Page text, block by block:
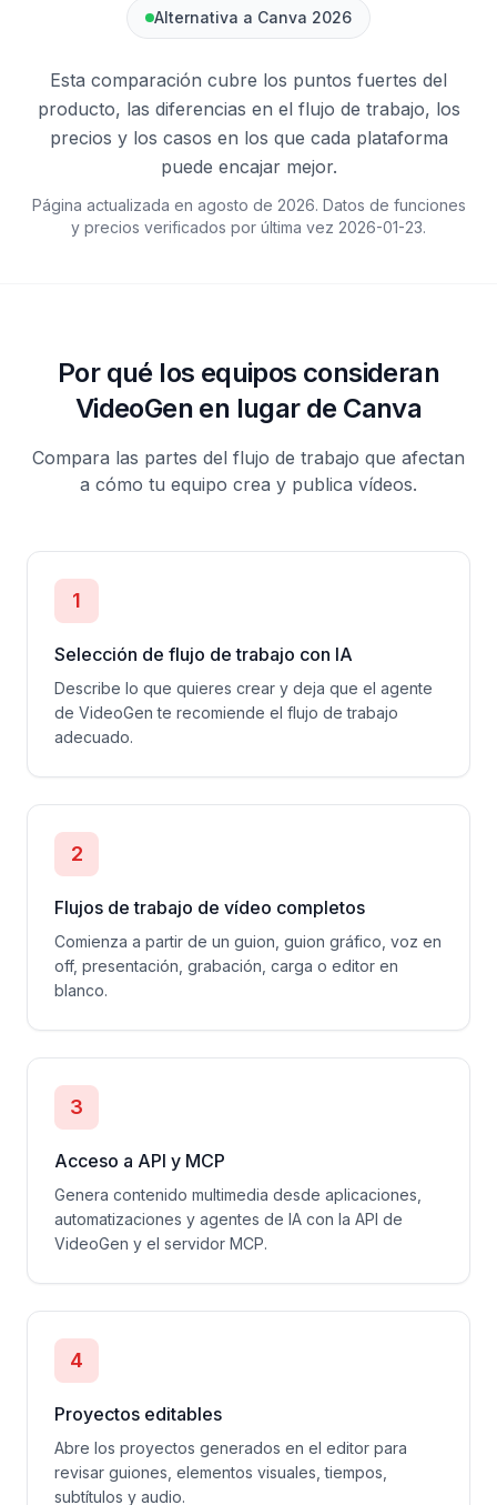
Alternativa a Canva 2026
Esta comparación cubre los puntos fuertes del
producto, las diferencias en el flujo de trabajo, los
precios y los casos en los que cada plataforma
puede encajar mejor.
Página actualizada en agosto de 2026. Datos de funciones
y precios verificados por última vez 2026-01-23.
Por qué los equipos consideran
VideoGen en lugar de Canva
Compara las partes del flujo de trabajo que afectan
a cómo tu equipo crea y publica vídeos.
1
Selección de flujo de trabajo con IA
Describe lo que quieres crear y deja que el agente
de VideoGen te recomiende el flujo de trabajo
adecuado.
2
Flujos de trabajo de vídeo completos
Comienza a partir de un guion, guion gráfico, voz en
off, presentación, grabación, carga o editor en
blanco.
3
Acceso a API y MCP
Genera contenido multimedia desde aplicaciones,
automatizaciones y agentes de IA con la API de
VideoGen y el servidor MCP.
4
Proyectos editables
Abre los proyectos generados en el editor para
revisar guiones, elementos visuales, tiempos,
subtítulos y audio.